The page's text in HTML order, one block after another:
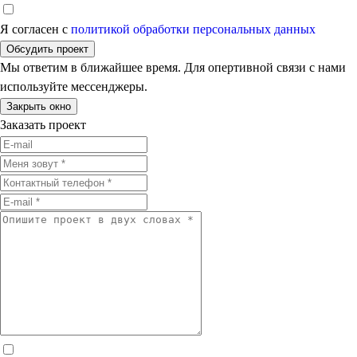
Я согласен с политикой обработки персональных данных
Обсудить проект
Мы ответим в ближайшее время. Для опертивной связи с нами
используйте мессенджеры.
Закрыть окно
Заказать проект